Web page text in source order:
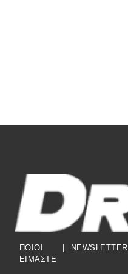
ΠΟΙΟΙ
ΕΙΜΑΣΤΕ
| NEWSLETTER